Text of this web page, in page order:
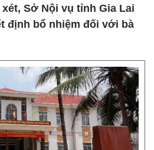
Sở Nội vụ tỉnh Gia Lai
định bổ nhiệm đối với bà